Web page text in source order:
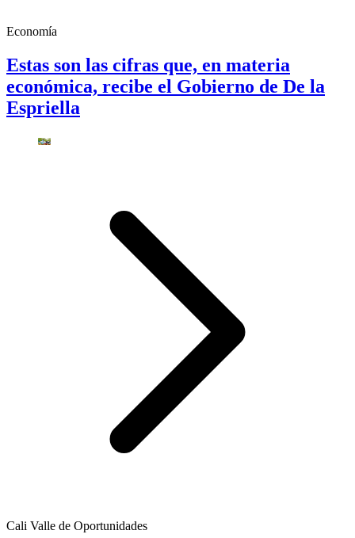
Economía
Estas son las cifras que, en materia
económica, recibe el Gobierno de De la
Espriella
Cali Valle de Oportunidades